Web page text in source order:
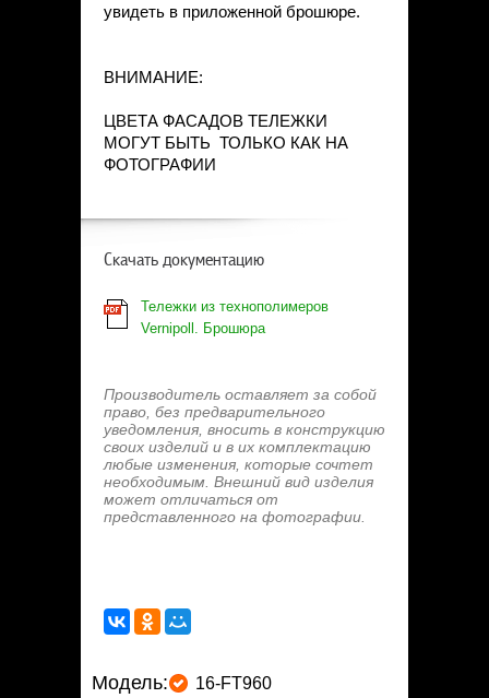
увидеть в приложенной брошюре.
ВНИМАНИЕ:
ЦВЕТА ФАСАДОВ ТЕЛЕЖКИ
МОГУТ БЫТЬ ТОЛЬКО КАК НА
ФОТОГРАФИИ
Скачать документацию
Тележки из технополимеров
Vernipoll. Брошюра
Производитель оставляет за собой
право, без предварительного
уведомления, вносить в конструкцию
своих изделий и в их комплектацию
любые изменения, которые сочтет
необходимым. Внешний вид изделия
может отличаться от
представленного на фотографии.
Модель: 16-FT960